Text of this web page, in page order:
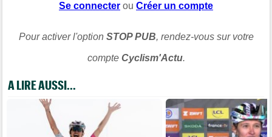
Se connecter ou Créer un compte
Pour activer l'option STOP PUB, rendez-vous sur votre
compte Cyclism'Actu.
A LIRE AUSSI...